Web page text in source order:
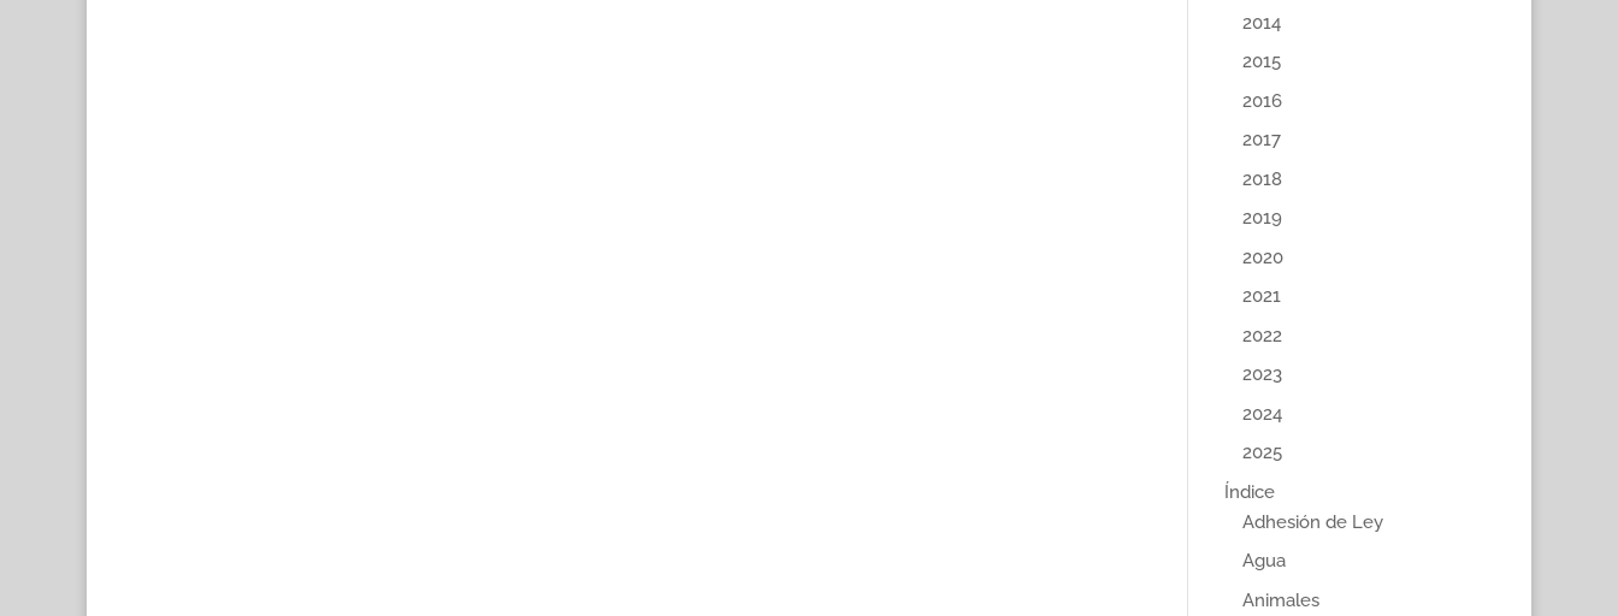
2014
2015
2016
2017
2018
2019
2020
2021
2022
2023
2024
2025
Índice
Adhesión de Ley
Agua
Animales